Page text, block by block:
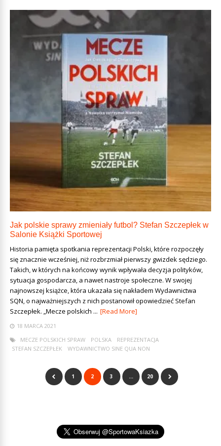
Jak polskie sprawy zmieniały futbol? Stefan Szczepłek w
Salonie Książki Sportowej
Historia pamięta spotkania reprezentacji Polski, które rozpoczęły
się znacznie wcześniej, niż rozbrzmiał pierwszy gwizdek sędziego.
Takich, w których na końcowy wynik wpływała decyzja polityków,
sytuacja gospodarcza, a nawet nastroje społeczne. W swojej
najnowszej książce, która ukazała się nakładem Wydawnictwa
SQN, o najważniejszych z nich postanowił opowiedzieć Stefan
Szczepłek. „Mecze polskich ... [Read More]
18 MARCA 2021
MECZE POLSKICH SPRAW
POLSKA
REPREZENTACJA
STEFAN SZCZEPŁEK
WYDAWNICTWO SINE QUA NON
1 2 3 … 20